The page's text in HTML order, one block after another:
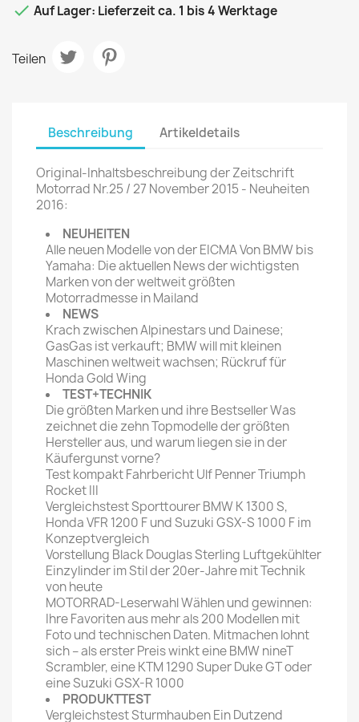
 Auf Lager: Lieferzeit ca. 1 bis 4 Werktage
Teilen
Beschreibung Artikeldetails
Original-Inhaltsbeschreibung der Zeitschrift
Motorrad Nr.25 / 27 November 2015 - Neuheiten
2016:
NEUHEITEN
Alle neuen Modelle von der EICMA Von BMW bis
Yamaha: Die aktuellen News der wichtigsten
Marken von der weltweit größten
Motorradmesse in Mailand
NEWS
Krach zwischen Alpinestars und Dainese;
GasGas ist verkauft; BMW will mit kleinen
Maschinen weltweit wachsen; Rückruf für
Honda Gold Wing
TEST+TECHNIK
Die größten Marken und ihre Bestseller Was
zeichnet die zehn Topmodelle der größten
Hersteller aus, und warum liegen sie in der
Käufergunst vorne?
Test kompakt Fahrbericht Ulf Penner Triumph
Rocket III
Vergleichstest Sporttourer BMW K 1300 S,
Honda VFR 1200 F und Suzuki GSX-S 1000 F im
Konzeptvergleich
Vorstellung Black Douglas Sterling Luftgekühlter
Einzylinder im Stil der 20er-Jahre mit Technik
von heute
MOTORRAD-Leserwahl Wählen und gewinnen:
Ihre Favoriten aus mehr als 200 Modellen mit
Foto und technischen Daten. Mitmachen lohnt
sich – als erster Preis winkt eine BMW nineT
Scrambler, eine KTM 1290 Super Duke GT oder
eine Suzuki GSX-R 1000
PRODUKTTEST
Vergleichstest Sturmhauben Ein Dutzend